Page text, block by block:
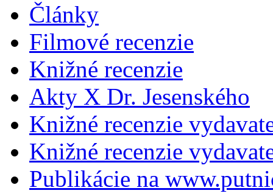
Články
Filmové recenzie
Knižné recenzie
Akty X Dr. Jesenského
Knižné recenzie
Knižné recenzie
Publikácie na